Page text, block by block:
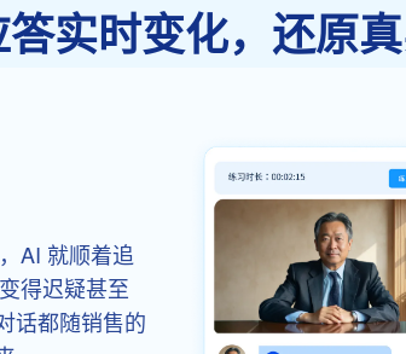
实时变化，还原
AI 就顺着追
得迟疑甚至
话都随销售的